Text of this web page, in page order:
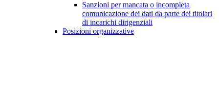
Sanzioni per mancata o incompleta
comunicazione dei dati da parte dei titolari
di incarichi dirigenziali
Posizioni organizzative